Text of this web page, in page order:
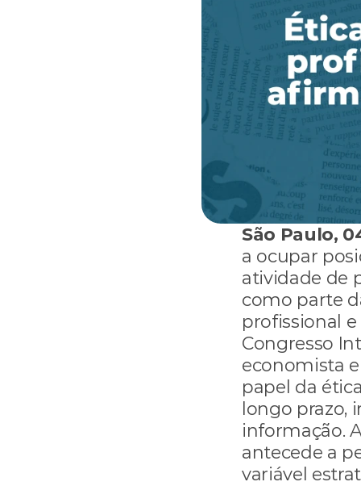
São Paulo,
a ocupar
atividade de
como parte
profissional
Congresso
economista
papel da
longo prazo,
informação.
antecede a
variável